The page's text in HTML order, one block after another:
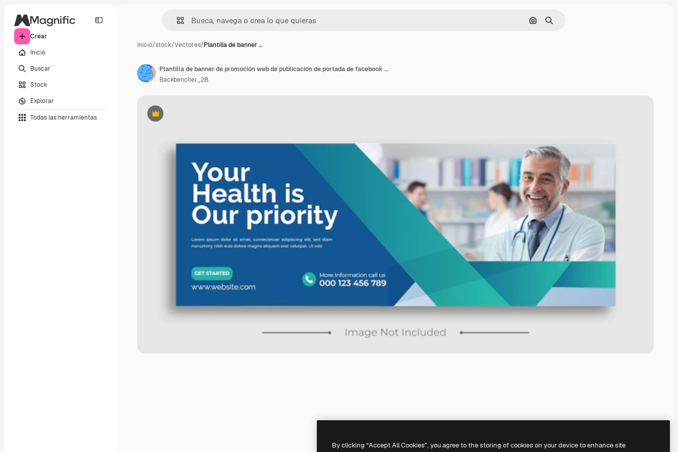
Crear
Inicio
Buscar
Stock
Explorar
Todas las herramientas
Buscar por imagen
Buscar
Inicio/stock/Vectores/Plantilla de banner …
Premium
Plantilla de banner de promoción web de publicación de portada de facebook de atención médica
Backbencher_2B
By clicking “Accept All Cookies”, you agree to the storing of cookies on your device to enhance site